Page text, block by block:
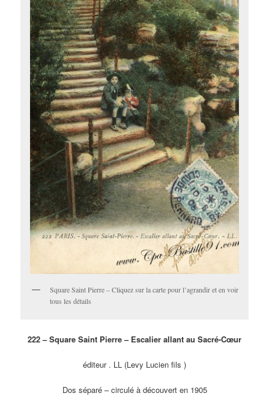
Square Saint Pierre – Cliquez sur la carte pour l’agrandir et en voir
tous les détails
222 – Square Saint Pierre – Escalier allant au Sacré-Cœur
éditeur . LL (Levy Lucien fils )
Dos séparé – circulé à découvert en 1905